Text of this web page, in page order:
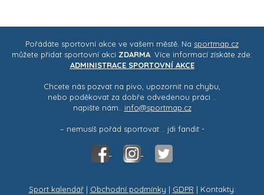
Pořádáte sportovní akce ve vašem městě. Na sportmap.cz
můžete přidat sportovní akci ZDARMA . Více informací získáte zde:
ADMINISTRACE SPORTOVNÍ AKCE
Chcete nás pozvat na pivo, upozornit na chybu,
nebo poděkovat za dobře odvedenou práci ..
napište nám.. info@sportmap.cz
– nemusíš pořád sportovat .. jdi fandit -
Sport kalendář| Obchodní podmínky | GDPR | Kontakty: